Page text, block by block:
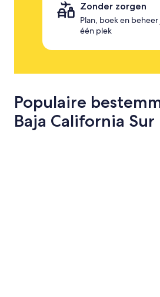
Zonder zorgen
Plan, boek en
één plek
Populaire
Baja California Sur